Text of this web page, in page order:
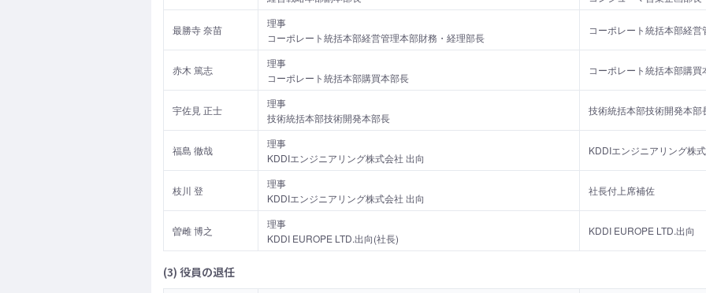
最勝寺 奈苗
理事
コーポレート統括本部経営管理本部財務・経理部長
コーポレート統括本部経
赤木 篤志
理事
コーポレート統括本部購買本部長
コーポレート統括本部購買
宇佐見 正士
理事
技術統括本部技術開発本部長
技術統括本部技術開発本部
福島 徹哉
理事
KDDIエンジニアリング株式会社 出向
KDDIエンジニアリング株
枝川 登
理事
KDDIエンジニアリング株式会社 出向
社長付上席補佐
曽雌 博之
理事
KDDI EUROPE LTD.出向(社長)
KDDI EUROPE LTD.出向
(3) 役員の退任